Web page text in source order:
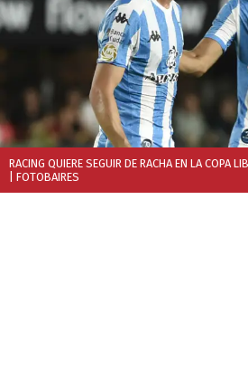
RACING QUIERE SEGUIR DE RACHA EN LA COPA
| FOTOBAIRES